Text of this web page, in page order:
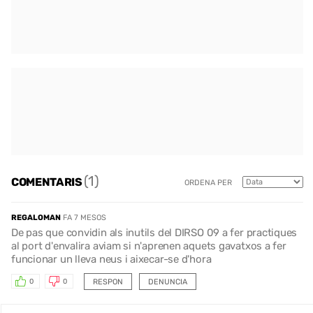
COMENTARIS(1) ORDENA PER
REGALOMAN FA 7 MESOS
De pas que convidin als inutils del DIRSO 09 a fer practiques
al port d'envalira aviam si n'aprenen aquets gavatxos a fer
funcionar un lleva neus i aixecar-se d'hora
RESPON
0 0 DENUNCIA